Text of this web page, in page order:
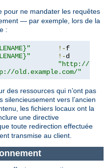
pour ne mandater les requêtes
— par exemple, lors de la
:
!-
!-
"http://
old.example.com/"
des ressources qui n’ont pas
vers l’ancien
les fichiers locaux ont la
une directive
toute redirection effectuée
transmise au client.